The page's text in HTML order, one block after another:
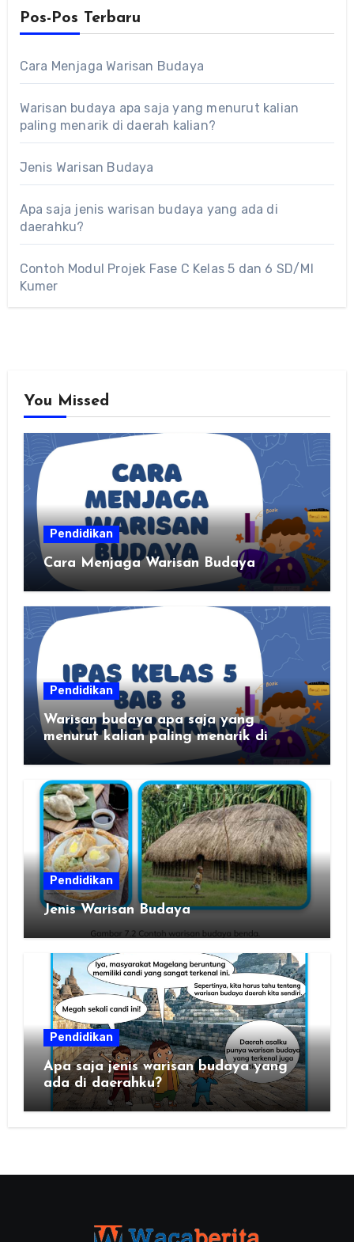
Pos-Pos Terbaru
Cara Menjaga Warisan Budaya
Warisan budaya apa saja yang menurut kalian
paling menarik di daerah kalian?
Jenis Warisan Budaya
Apa saja jenis warisan budaya yang ada di
daerahku?
Contoh Modul Projek Fase C Kelas 5 dan 6 SD/MI
Kumer
You Missed
Pendidikan
Cara Menjaga Warisan Budaya
Pendidikan
Warisan budaya apa saja yang
menurut kalian paling menarik di
Pendidikan
Jenis Warisan Budaya
Pendidikan
Apa saja jenis warisan budaya yang
ada di daerahku?